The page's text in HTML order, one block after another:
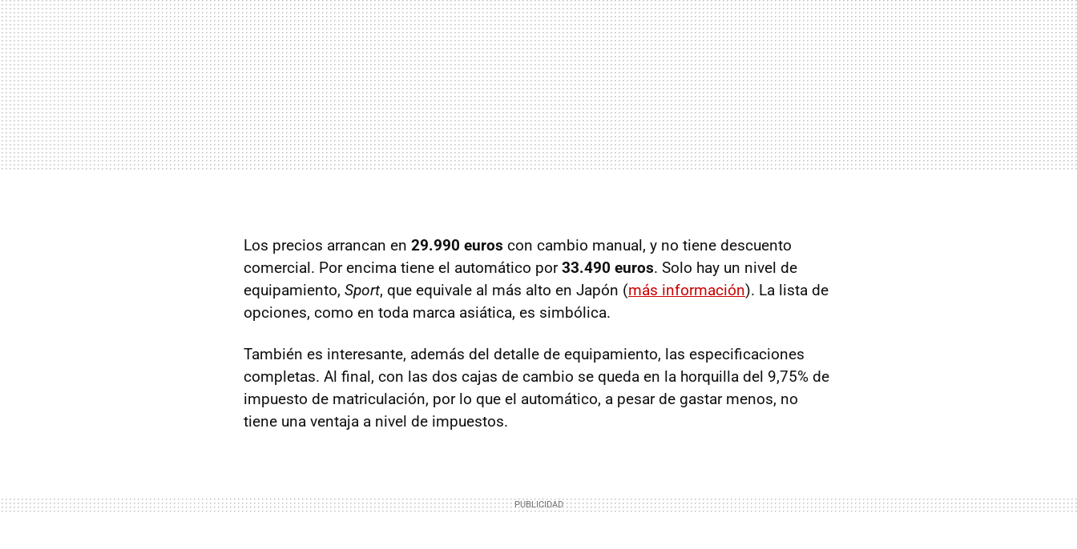
Los precios arrancan en 29.990 euros con cambio manual, y no tiene descuento
comercial. Por encima tiene el automático por33.490 euros. Solo hay un nivel de
equipamiento, Sport, que equivale al más alto en Japón (más información). La lista de
opciones, como en toda marca asiática, es simbólica.
También es interesante, además del detalle de equipamiento, las especificaciones
completas. Al final, con las dos cajas de cambio se queda en la horquilla del 9,75% de
impuesto de matriculación, por lo que el automático, a pesar de gastar menos, no
tiene una ventaja a nivel de impuestos.